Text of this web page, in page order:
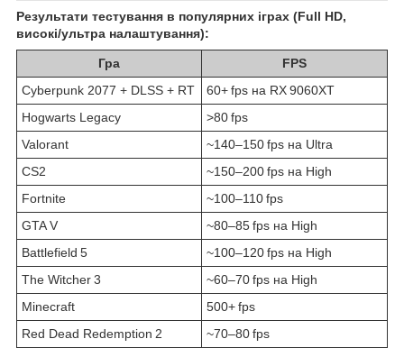
Результати тестування в популярних іграх (Full HD,
високі/ультра налаштування):
Гра
FPS
Cyberpunk 2077 + DLSS + RT
60+ fps на RX 9060XT
Hogwarts Legacy
>80 fps
Valorant
~140–150 fps на Ultra
CS2
~150–200 fps на High
Fortnite
~100–110 fps
GTA V
~80–85 fps на High
Battlefield 5
~100–120 fps на High
The Witcher 3
~60–70 fps на High
Minecraft
500+ fps
Red Dead Redemption 2
~70–80 fps